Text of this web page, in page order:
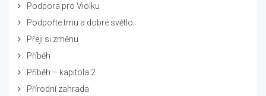
Podpora pro Violku
Podpořte tmu a dobré světlo
Přeji si změnu
Příběh
Příběh – kapitola 2
Přírodní zahrada